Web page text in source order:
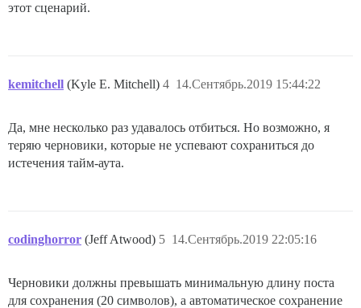
этот сценарий.
kemitchell (Kyle E. Mitchell) 14.Сентябрь.2019 15:44:22
4
Да, мне несколько раз удавалось отбиться. Но возможно, я
теряю черновики, которые не успевают сохраниться до
истечения тайм-аута.
codinghorror (Jeff Atwood) 14.Сентябрь.2019 22:05:16
5
Черновики должны превышать минимальную длину поста
для сохранения (20 символов), а автоматическое сохранение